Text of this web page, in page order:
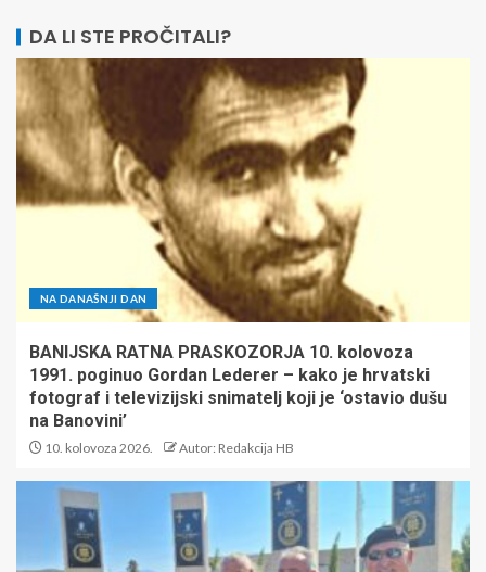
DA LI STE PROČITALI?
NA DANAŠNJI DAN
BANIJSKA RATNA PRASKOZORJA 10. kolovoza
1991. poginuo Gordan Lederer – kako je hrvatski
fotograf i televizijski snimatelj koji je ‘ostavio dušu
na Banovini’
10. kolovoza 2026. Autor: Redakcija HB